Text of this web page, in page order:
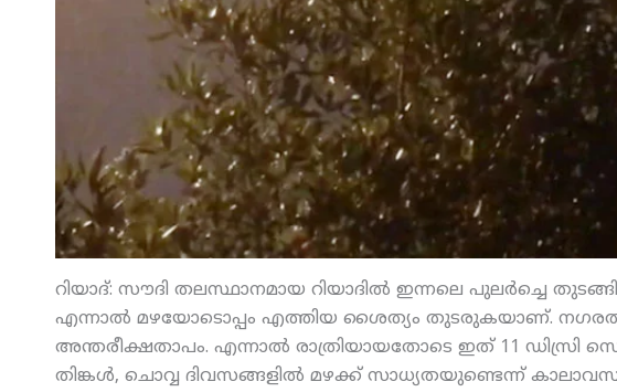
റിയാദ്: സൗദി തലസ്ഥാനമായ റിയാദില്‍ ഇന്നലെ പുലര്‍ച്ചെ
എന്നാല്‍ മഴയോടൊപ്പം എത്തിയ ശൈത്യം തുടരുകയാണ്.
അന്തരീക്ഷതാപം. എന്നാല്‍ രാത്രിയായതോടെ ഇത് 11 ഡിസ്രി
തിങ്കള്‍, ചൊവ്വ ദിവസങ്ങളില്‍ മഴക്ക് സാധ്യതയുണ്ടെന്ന്